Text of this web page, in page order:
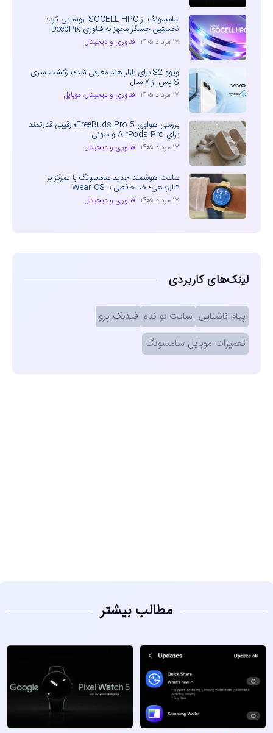
سامسونگ از ISOCELL HPC رونمایی کرد؛
نخستین حسگر مجهز به فناوری DeepPix
۱۷ مرداد ۱۴۰۵ فناوری و دیجیتال
ویوو S2 برای بازار هند معرفی شد؛ بازگشت سری
S پس از ۷ سال
۱۷ مرداد ۱۴۰۵ فناوری و دیجیتال، موبایل
بررسی هواوی FreeBuds Pro 5؛ رقیبی قدرتمند
برای AirPods Pro و سونی
۱۷ مرداد ۱۴۰۵ فناوری و دیجیتال
ساعت هوشمند جدید سامسونگ با تمرکز بر
شارژدهی؛ خداحافظی با Wear OS
۱۷ مرداد ۱۴۰۵ فناوری و دیجیتال
لینک‌های کاربردی
پیام ناشناس سایت بو نده فیدبک پرو
تعمیرات موبایل سامسونگ
مطالب بیشتر